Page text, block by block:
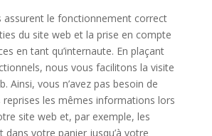
assurent le fonctionnement correct
du site web et la prise en compte
en tant qu’internaute. En plaçant
nous vous facilitons la visite
Ainsi, vous n’avez pas besoin de
reprises les mêmes informations lors
site web et, par exemple, les
dans votre panier jusqu’à votre